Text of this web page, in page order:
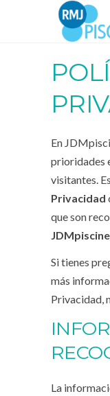
En
prioridades
visitantes.
Privacidad
que son
Si tienes
más
Privacidad,
La